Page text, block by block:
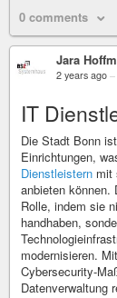
0 comments
Jara
2 years ago –
IT
Die Stadt Bonn
Einrichtungen,
Dienstleistern mit
anbieten können.
Rolle, indem sie
handhaben,
modernisieren.
Cybersecurity-
Datenverwaltung